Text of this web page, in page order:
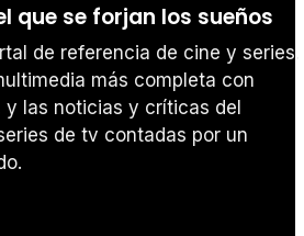
que se forjan los sueños
de referencia de cine y series.
más completa con
y las noticias y críticas del
de tv contadas por un